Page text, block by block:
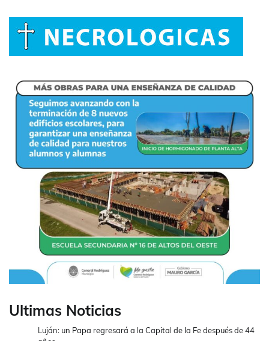
Ultimas Noticias
Luján: un Papa regresará a la Capital de la Fe después de 44